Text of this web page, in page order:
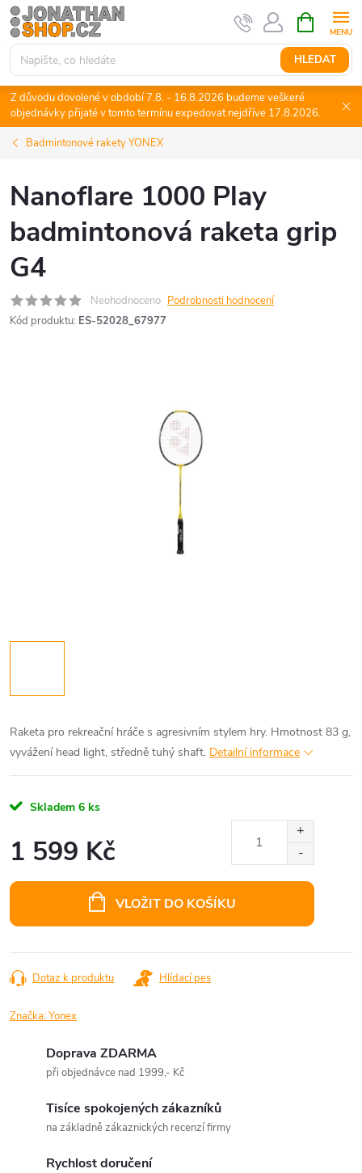
Přejít
na
obsah
HLEDAT
NÁKUPNÍ
KOŠÍK
Z důvodu dovolené v období 7.8. - 16.8.2026 budeme veškeré
objednávky přijaté v tomto termínu expedovat nejdříve 17.8.2026.
Badmintonové rakety YONEX
Nanoflare 1000 Play
badmintonová raketa grip
G4
Neohodnoceno Podrobnosti hodnocení
Kód produktu: ES-52028_67977
Raketa pro rekreační hráče s agresivním stylem hry. Hmotnost 83 g,
vyvážení head light, středně tuhý shaft. Detailní informace
Skladem 6 ks
1 599 Kč
VLOŽIT DO KOŠÍKU
Dotaz k produktu Hlídací pes
Značka:Yonex
Doprava ZDARMA
při objednávce nad 1999,- Kč
Tisíce spokojených zákazníků
na základně zákaznických recenzí firmy
Rychlost doručení